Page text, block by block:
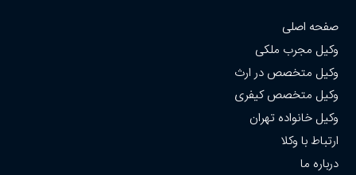
صفحه اصلی
وکیل مجرب ملکی
وکیل متخصص در ارث
وکیل متخصص کیفری
وکیل خانواده تهران
ارتباط با وکلا
درباره ما